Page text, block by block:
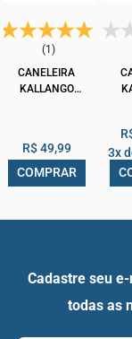
(1)
CANELEIRA
KALLANGO
R$ 49,99
COMPRAR
3x
Cadastre seu
todas as